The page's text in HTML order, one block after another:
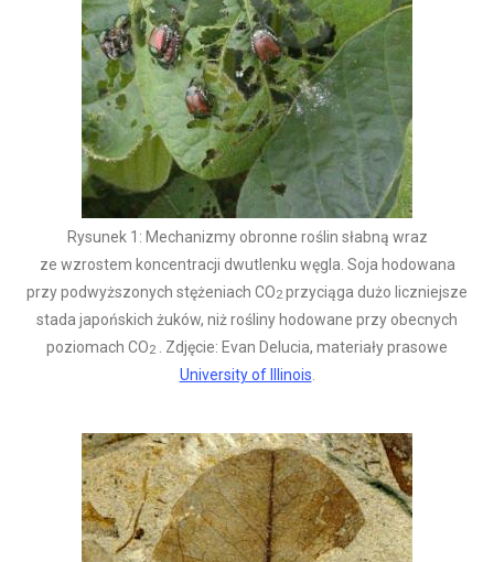
Rysunek 1: Mechanizmy obronne roślin słabną wraz
ze wzrostem koncentracji dwutlenku węgla. Soja hodowana
przy podwyższonych stężeniach CO2 przyciąga dużo liczniejsze
stada japońskich żuków, niż rośliny hodowane przy obecnych
poziomach CO2 . Zdjęcie: Evan Delucia, materiały prasowe
University of Illinois.